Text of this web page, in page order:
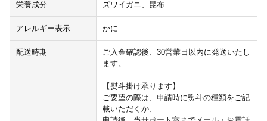
栄養成分 ズワイガニ、昆布
アレルギー表示 かに
配送時期
ご入金確認後、30営業日以内に発送いたし
ます。
【熨斗掛け承ります】
ご要望の際は、申請時に熨斗の種類をご記
載いただくか、